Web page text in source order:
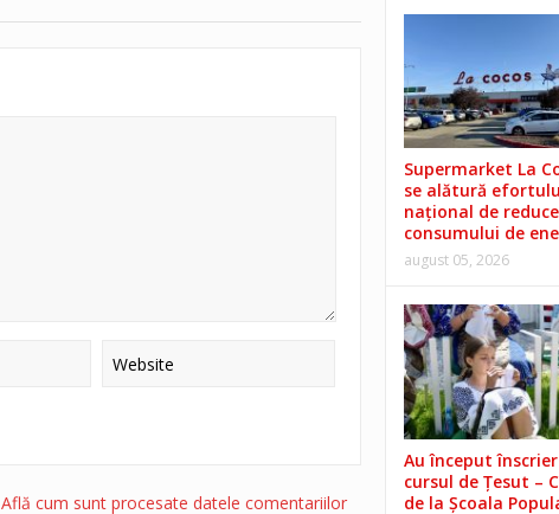
Află cum sunt procesate datele comentariilor
Supermarket La
se alătură
național de
consumului de
august 05, 2026
Au început
cursul de Țesut –
de la Școala